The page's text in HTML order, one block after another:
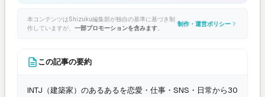
本コンテンツはShizuku編集部が独自の基準に基づき制
作していますが、 一部プロモーションを含みます。
制作・運営ポリシー
この記事の要約
INTJ（建築家）のあるあるを恋愛・仕事・SNS・日常から30